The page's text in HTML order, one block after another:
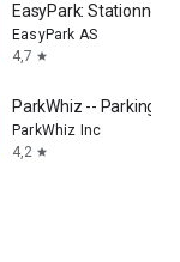
EasyPark:
EasyPark AS
4,7 star
ParkWhiz -- Parking
ParkWhiz Inc
4,2 star